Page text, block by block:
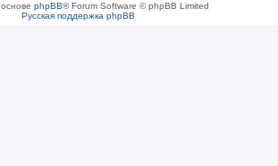
phpBB® Forum Software © phpBB Limited
Русская поддержка phpBB